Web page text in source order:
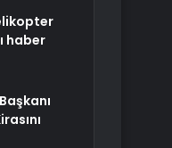
haber